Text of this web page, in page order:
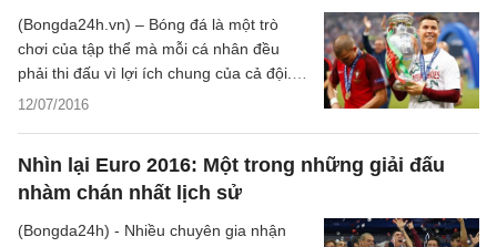
12/07/2016
(Bongda24h.vn) – Bóng đá là một trò
chơi của tập thể mà mỗi cá nhân đều
phải thi đấu vì lợi ích chung của cả đội. Ở
một góc độ nào đó, mỗi cầu thủ cần hiểu
chỗ cho những cái tên khác xứng đáng
hơn. Những nhà vô địch EURO 2016 đã
Nhìn lại Euro 2016: Một trong những giải đấu
nhàm chán nhất lịch sử
(Bongda24h) - Nhiều chuyên gia nhận